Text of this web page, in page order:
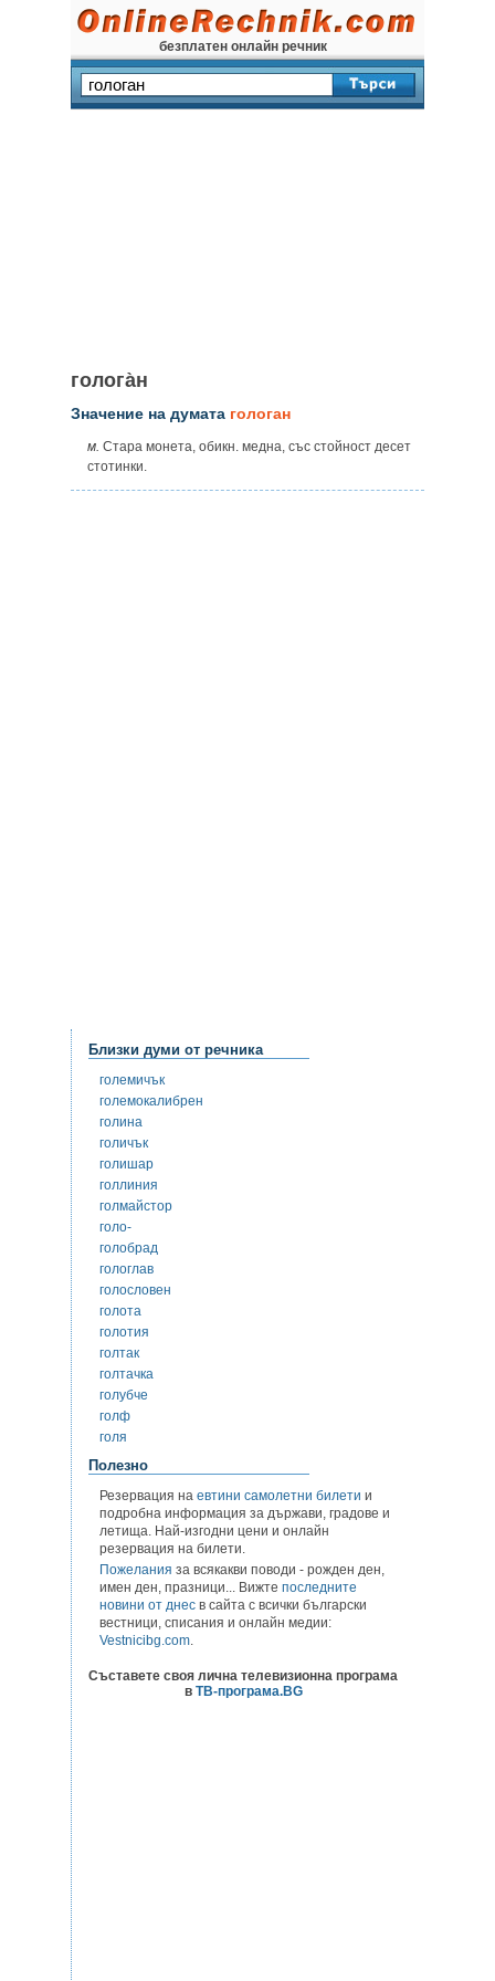
безплатен онлайн речник
голога̀н
Значение на думата гологан
м. Стара монета, обикн. медна, със стойност десет
стотинки.
Близки думи от речника
големичък
големокалибрен
голина
голичък
голишар
голлиния
голмайстор
голо-
голобрад
гологлав
голословен
голота
голотия
голтак
голтачка
голубче
голф
голя
Полезно
Резервация на евтини самолетни билети и
подробна информация за държави, градове и
летища. Най-изгодни цени и онлайн
резервация на билети.
Пожелания за всякакви поводи - рожден ден,
имен ден, празници... Вижте последните
новини от днес в сайта с всички български
вестници, списания и онлайн медии:
Vestnicibg.com.
Съставете своя лична телевизионна програма
в ТВ-програма.BG